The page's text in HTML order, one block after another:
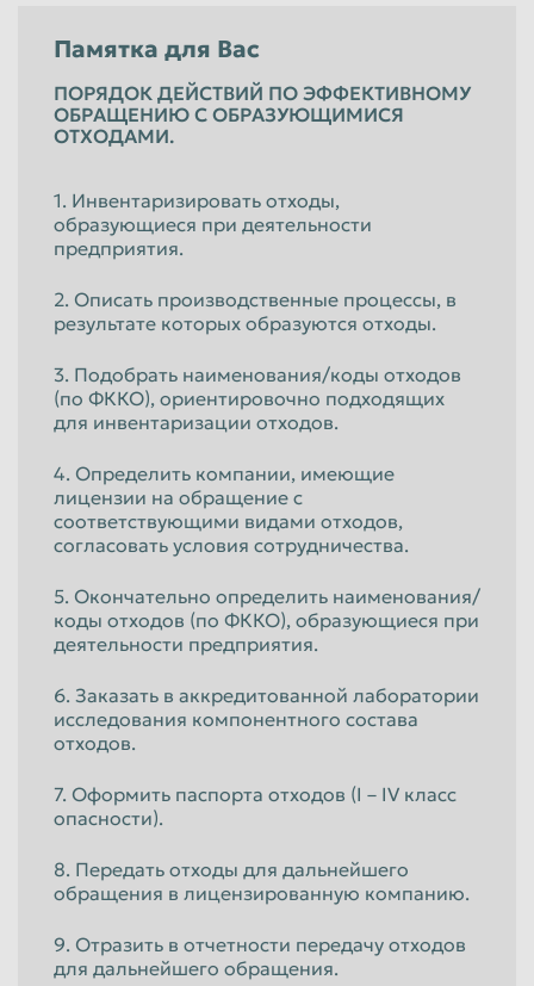
Памятка для Вас
ПОРЯДОК ДЕЙСТВИЙ ПО ЭФФЕКТИВНОМУ
ОБРАЩЕНИЮ С ОБРАЗУЮЩИМИСЯ
ОТХОДАМИ.
1. Инвентаризировать отходы,
образующиеся при деятельности
предприятия.
2. Описать производственные процессы, в
результате которых образуются отходы.
3. Подобрать наименования/коды отходов
(по ФККО), ориентировочно подходящих
для инвентаризации отходов.
4. Определить компании, имеющие
лицензии на обращение с
соответствующими видами отходов,
согласовать условия сотрудничества.
5. Окончательно определить наименования/
коды отходов (по ФККО), образующиеся при
деятельности предприятия.
6. Заказать в аккредитованной лаборатории
исследования компонентного состава
отходов.
7. Оформить паспорта отходов (I – IV класс
опасности).
8. Передать отходы для дальнейшего
обращения в лицензированную компанию.
9. Отразить в отчетности передачу отходов
для дальнейшего обращения.